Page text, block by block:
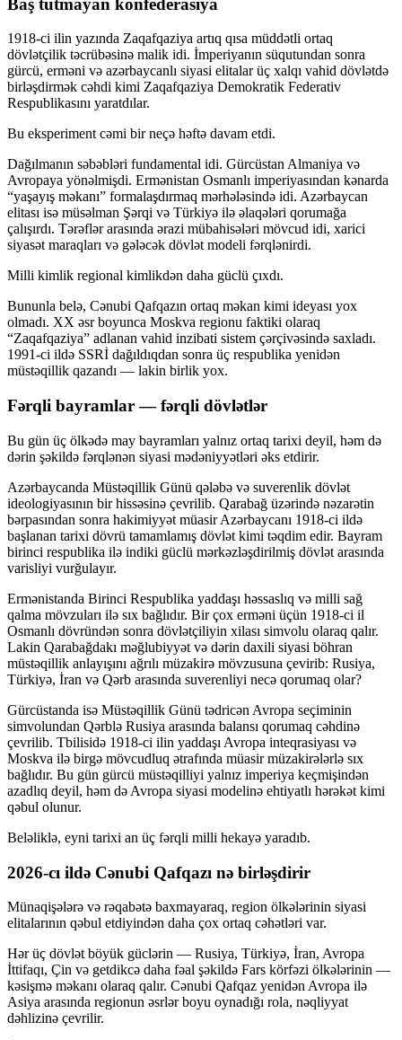
1918-ci ilin yazında Zaqafqaziya artıq qısa müddətli ortaq
dövlətçilik təcrübəsinə malik idi. İmperiyanın süqutundan sonra
gürcü, erməni və azərbaycanlı siyasi elitalar üç xalqı vahid dövlətdə
birləşdirmək cəhdi kimi Zaqafqaziya Demokratik Federativ
Respublikasını yaratdılar.
Bu eksperiment cəmi bir neçə həftə davam etdi.
Dağılmanın səbəbləri fundamental idi. Gürcüstan Almaniya və
Avropaya yönəlmişdi. Ermənistan Osmanlı imperiyasından kənarda
“yaşayış məkanı” formalaşdırmaq mərhələsində idi. Azərbaycan
elitası isə müsəlman Şərqi və Türkiyə ilə əlaqələri qorumağa
çalışırdı. Tərəflər arasında ərazi mübahisələri mövcud idi, xarici
siyasət maraqları və gələcək dövlət modeli fərqlənirdi.
Milli kimlik regional kimlikdən daha güclü çıxdı.
Bununla belə, Cənubi Qafqazın ortaq məkan kimi ideyası yox
olmadı. XX əsr boyunca Moskva regionu faktiki olaraq
“Zaqafqaziya” adlanan vahid inzibati sistem çərçivəsində saxladı.
1991-ci ildə SSRİ dağıldıqdan sonra üç respublika yenidən
müstəqillik qazandı — lakin birlik yox.
Fərqli bayramlar — fərqli dövlətlər
Bu gün üç ölkədə may bayramları yalnız ortaq tarixi deyil, həm də
dərin şəkildə fərqlənən siyasi mədəniyyətləri əks etdirir.
Azərbaycanda Müstəqillik Günü qələbə və suverenlik dövlət
ideologiyasının bir hissəsinə çevrilib. Qarabağ üzərində nəzarətin
bərpasından sonra hakimiyyət müasir Azərbaycanı 1918-ci ildə
başlanan tarixi dövrü tamamlamış dövlət kimi təqdim edir. Bayram
birinci respublika ilə indiki güclü mərkəzləşdirilmiş dövlət arasında
varisliyi vurğulayır.
Ermənistanda Birinci Respublika yaddaşı həssaslıq və milli sağ
qalma mövzuları ilə sıx bağlıdır. Bir çox erməni üçün 1918-ci il
Osmanlı dövründən sonra dövlətçiliyin xilası simvolu olaraq qalır.
Lakin Qarabağdakı məğlubiyyət və dərin daxili siyasi böhran
müstəqillik anlayışını ağrılı müzakirə mövzusuna çevirib: Rusiya,
Türkiyə, İran və Qərb arasında suverenliyi necə qorumaq olar?
Gürcüstanda isə Müstəqillik Günü tədricən Avropa seçiminin
simvolundan Qərblə Rusiya arasında balansı qorumaq cəhdinə
çevrilib. Tbilisidə 1918-ci ilin yaddaşı Avropa inteqrasiyası və
Moskva ilə birgə mövcudluq ətrafında müasir müzakirələrlə sıx
bağlıdır. Bu gün gürcü müstəqilliyi yalnız imperiya keçmişindən
azadlıq deyil, həm də Avropa siyasi modelinə ehtiyatlı hərəkət kimi
qəbul olunur.
Beləliklə, eyni tarixi an üç fərqli milli hekayə yaradıb.
2026-cı ildə Cənubi Qafqazı nə birləşdirir
Münaqişələrə və rəqabətə baxmayaraq, region ölkələrinin siyasi
elitalarının qəbul etdiyindən daha çox ortaq cəhətləri var.
Hər üç dövlət böyük güclərin — Rusiya, Türkiyə, İran, Avropa
İttifaqı, Çin və getdikcə daha fəal şəkildə Fars körfəzi ölkələrinin —
kəsişmə məkanı olaraq qalır. Cənubi Qafqaz yenidən Avropa ilə
Asiya arasında regionun əsrlər boyu oynadığı rola, nəqliyyat
dəhlizinə çevrilir.